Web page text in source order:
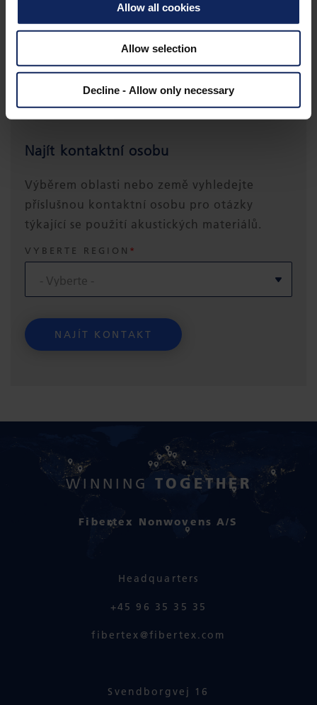
Allow all cookies
Allow selection
Decline - Allow only necessary
Najít kontaktní osobu
Výběrem oblasti nebo země vyhledejte
příslušnou kontaktní osobu pro otázky
týkající se použití akustických materiálů.
VYBERTE REGION
WINNING TOGETHER
Fibertex Nonwovens A/S
Headquarters
+45 96 35 35 35
fibertex@fibertex.com
Svendborgvej 16